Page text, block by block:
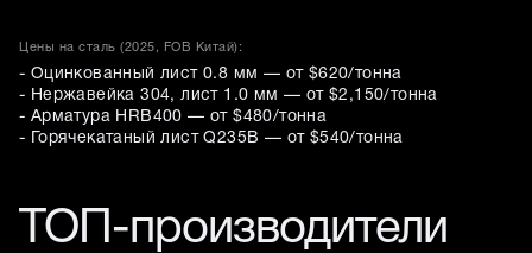
Цены на сталь (2025, FOB Китай):
- Оцинкованный лист 0.8 мм — от $620/тонна
- Нержавейка 304, лист 1.0 мм — от $2,150/тонна
- Арматура HRB400 — от $480/тонна
- Горячекатаный лист Q235B — от $540/тонна
ТОП-производители